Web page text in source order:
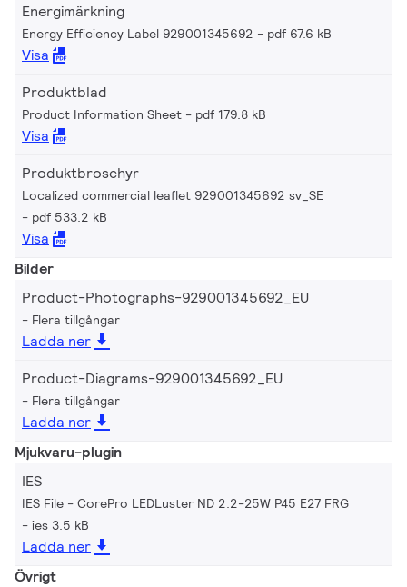
Energimärkning
Energy Efficiency Label 929001345692 pdf 67.6 kB
Visa
Produktblad
Product Information Sheet pdf 179.8 kB
Visa
Produktbroschyr
Localized commercial leaflet 929001345692 sv_SE
pdf 533.2 kB
Visa
Bilder
Product-Photographs-929001345692_EU
Flera tillgångar
Ladda ner
Product-Diagrams-929001345692_EU
Flera tillgångar
Ladda ner
Mjukvaru-plugin
IES
IES File - CorePro LEDLuster ND 2.2-25W P45 E27 FRG
ies 3.5 kB
Ladda ner
Övrigt